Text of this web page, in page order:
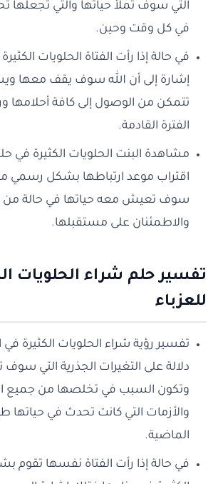
التي سوف تملأ حياتها والتي تجعلها
في كل وقت وحين.
في حالة إذا رأت الفتاة الحلويات
إشارة إلى أن الله سوف يقف معها
تتمكن من الوصول إلى كافة أحلامها
الفترة القادمة.
مشاهدة البنت الحلويات الكثيرة في
اقتراب موعد ارتباطها بشكل
سوف تعيش معه حياتها في حالة من
والاطمئنان على مستقبلها.
تفسير حلم شراء الحلويات
للعزباء
تفسير رؤية شراء الحلويات الكثيرة في
دلالة على التغيرات الجذرية التي
وتكون السبب في تخلصها من جميع
والأزمات التي كانت تحدث في حياتها
الماضية.
في حالة إذا رأت الفتاة نفسها تقوم